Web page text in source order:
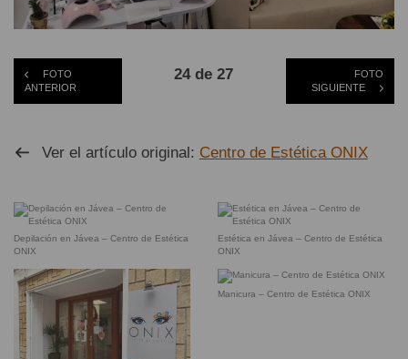
FOTO
ANTERIOR
24 de 27
FOTO
SIGUIENTE
Ver el artículo original: Centro de Estética ONIX
Depilación en Jávea – Centro de Estética
ONIX
Estética en Jávea – Centro de Estética
ONIX
Manicura – Centro de Estética ONIX